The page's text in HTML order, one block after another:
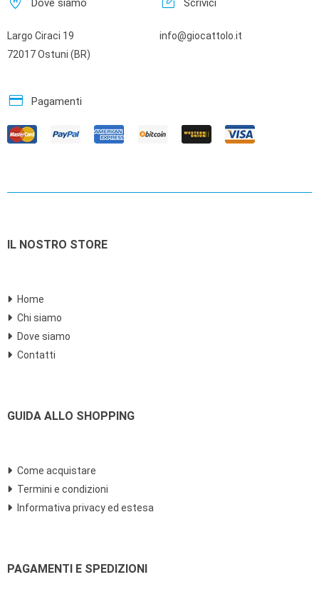
Dove siamo
Largo Ciraci 19
72017 Ostuni (BR)
Scrivici
info@giocattolo.it
credit_card Pagamenti
IL NOSTRO STORE
Home
Chi siamo
Dove siamo
Contatti
GUIDA ALLO SHOPPING
Come acquistare
Termini e condizioni
Informativa privacy ed estesa
PAGAMENTI E SPEDIZIONI